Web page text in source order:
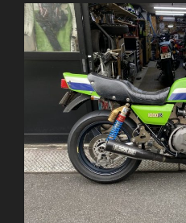
の
修
理”